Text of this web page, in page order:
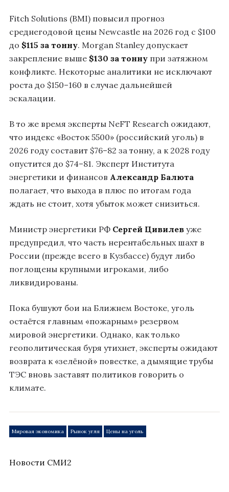
Fitch Solutions (BMI) повысил прогноз
среднегодовой цены Newcastle на 2026 год с $100
до $115 за тонну. Morgan Stanley допускает
закрепление выше $130 за тонну при затяжном
конфликте. Некоторые аналитики не исключают
роста до $150–160 в случае дальнейшей
эскалации.
В то же время эксперты NeFT Research ожидают,
что индекс «Восток 5500» (российский уголь) в
2026 году составит $76–82 за тонну, а к 2028 году
опустится до $74–81. Эксперт Института
энергетики и финансов Александр Балюта
полагает, что выхода в плюс по итогам года
ждать не стоит, хотя убыток может снизиться.
Министр энергетики РФ Сергей Цивилев уже
предупредил, что часть нерентабельных шахт в
России (прежде всего в Кузбассе) будут либо
поглощены крупными игроками, либо
ликвидированы.
Пока бушуют бои на Ближнем Востоке, уголь
остаётся главным «пожарным» резервом
мировой энергетики. Однако, как только
геополитическая буря утихнет, эксперты ожидают
возврата к «зелёной» повестке, а дымящие трубы
ТЭС вновь заставят политиков говорить о
климате.
Мировая экономика Рынок угля Цены на уголь
Новости СМИ2